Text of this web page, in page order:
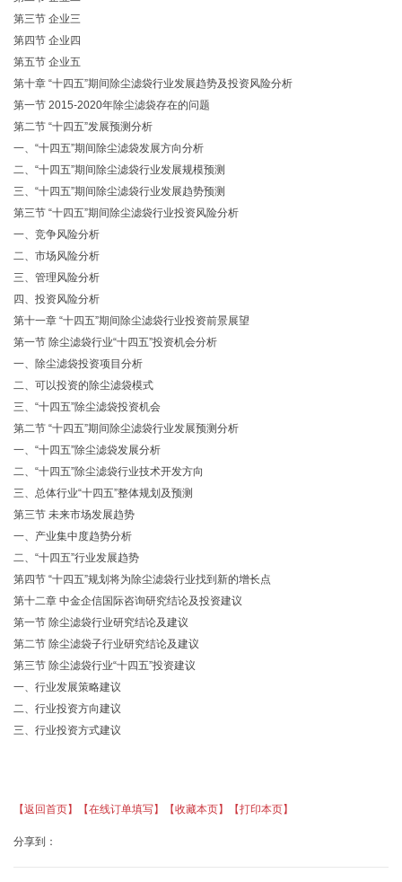
第三节 企业三
第四节 企业四
第五节 企业五
第十章 “十四五”期间除尘滤袋行业发展趋势及投资风险分析
第一节 2015-2020年除尘滤袋存在的问题
第二节 “十四五”发展预测分析
一、“十四五”期间除尘滤袋发展方向分析
二、“十四五”期间除尘滤袋行业发展规模预测
三、“十四五”期间除尘滤袋行业发展趋势预测
第三节 “十四五”期间除尘滤袋行业投资风险分析
一、竞争风险分析
二、市场风险分析
三、管理风险分析
四、投资风险分析
第十一章 “十四五”期间除尘滤袋行业投资前景展望
第一节 除尘滤袋行业“十四五”投资机会分析
一、除尘滤袋投资项目分析
二、可以投资的除尘滤袋模式
三、“十四五”除尘滤袋投资机会
第二节 “十四五”期间除尘滤袋行业发展预测分析
一、“十四五”除尘滤袋发展分析
二、“十四五”除尘滤袋行业技术开发方向
三、总体行业“十四五”整体规划及预测
第三节 未来市场发展趋势
一、产业集中度趋势分析
二、“十四五”行业发展趋势
第四节 “十四五”规划将为除尘滤袋行业找到新的增长点
第十二章 中金企信国际咨询研究结论及投资建议
第一节 除尘滤袋行业研究结论及建议
第二节 除尘滤袋子行业研究结论及建议
第三节 除尘滤袋行业“十四五”投资建议
一、行业发展策略建议
二、行业投资方向建议
三、行业投资方式建议
【返回首页】 【在线订单填写】 【收藏本页】 【打印本页】
分享到：